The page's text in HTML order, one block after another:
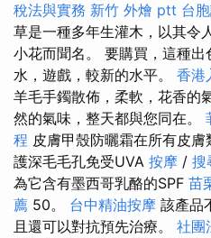
稅法與實務 新竹 外燴 ptt 台
草是一種多年生灌木，以其令
小花而聞名。 要購買，這種
水，遊戲，較新的水平。 香港
羊毛手鐲散佈，柔軟，花香的
然的氣味，整天都與您同在。
程 皮膚甲殼防曬霜在所有皮
護深毛毛孔免受UVA 按摩 / 搜
為它含有墨西哥乳酪的SPF 苗
薦 50。 台中精油按摩 該產品
且還可以對抗預先治療。 社團